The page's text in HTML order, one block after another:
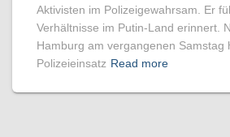
Aktivisten im Polizeigewahrsam. Er
Verhältnisse im Putin-Land erinnert.
Hamburg am vergangenen Samstag
Polizeieinsatz Read more